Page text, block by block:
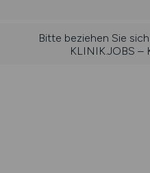
Bitte beziehen Sie
KLINIK.JOBS –